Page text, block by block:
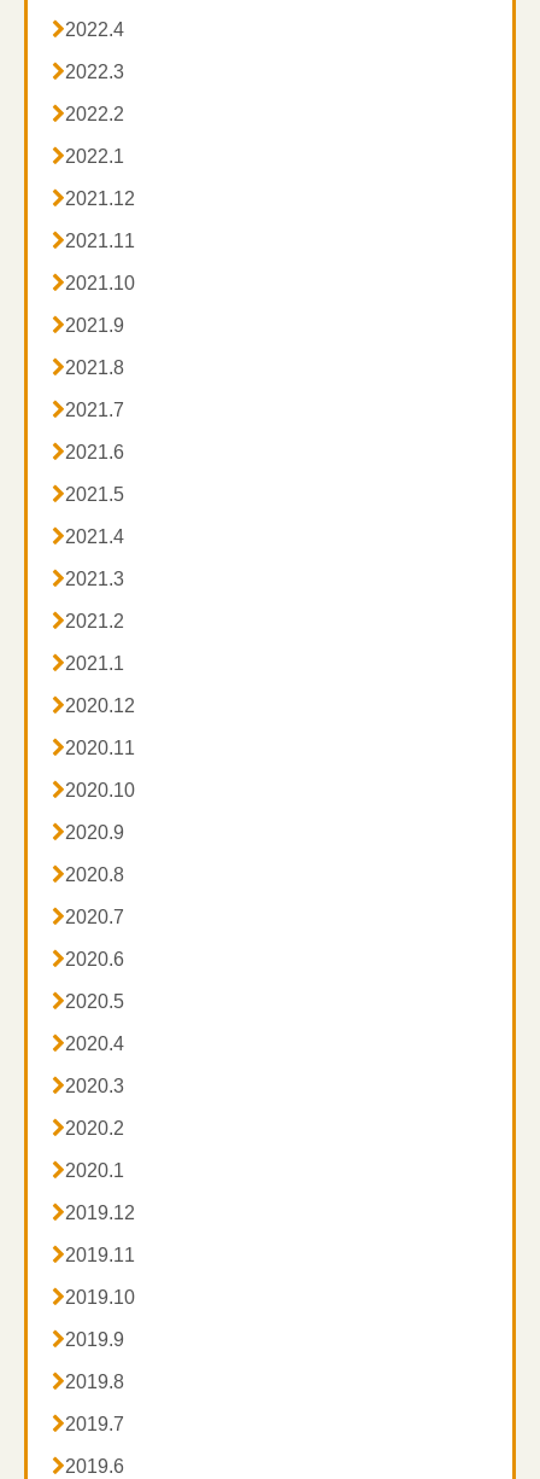
2022.4
2022.3
2022.2
2022.1
2021.12
2021.11
2021.10
2021.9
2021.8
2021.7
2021.6
2021.5
2021.4
2021.3
2021.2
2021.1
2020.12
2020.11
2020.10
2020.9
2020.8
2020.7
2020.6
2020.5
2020.4
2020.3
2020.2
2020.1
2019.12
2019.11
2019.10
2019.9
2019.8
2019.7
2019.6